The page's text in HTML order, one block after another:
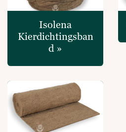
Isolena
Kierdichtingsban
d »